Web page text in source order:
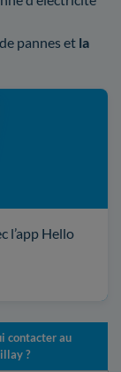
pannes et la
l’app Hello
contacter au
?